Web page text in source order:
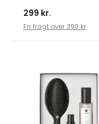
299 kr.
Fri fragt over 399 kr